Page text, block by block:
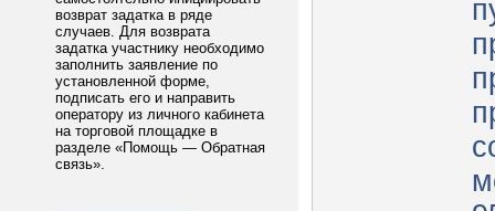
возврат задатка в ряде
случаев. Для возврата
задатка участнику необходимо
заполнить заявление по
установленной форме,
подписать его и направить
оператору из личного кабинета
на торговой площадке в
разделе «Помощь — Обратная
связь».